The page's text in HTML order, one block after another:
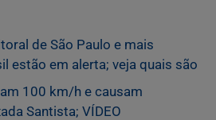
de São Paulo e mais
estão em alerta; veja quais são
100 km/h e causam
Santista; VÍDEO